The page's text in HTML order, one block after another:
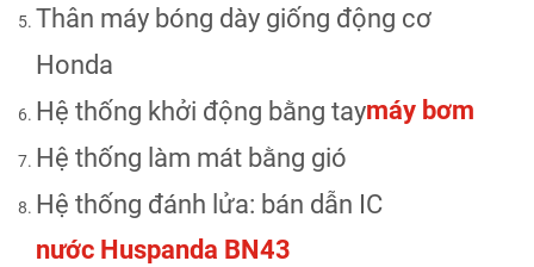
Thân máy bóng dày giống động cơ
Honda
Hệ thống khởi động bằng tay
Hệ thống làm mát bằng gió
Hệ thống đánh lửa: bán dẫn IC
máy bơm
nước Huspanda BN43